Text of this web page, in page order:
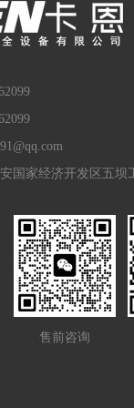
国家经济开发区五坝
售前咨询